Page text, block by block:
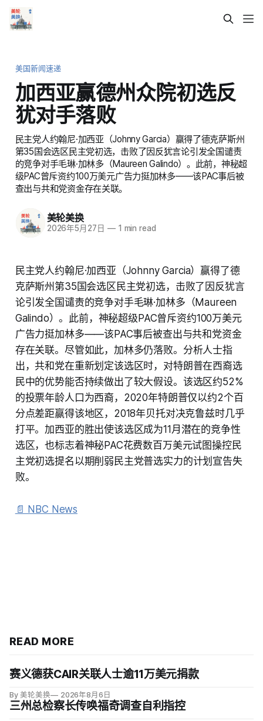
美国新闻速递
加西亚赢德州众院初选反
犹对手落败
民主党人约翰尼·加西亚（Johnny Garcia）赢得了德克萨斯州
第35国会选区民主党初选，击败了因反犹言论引发全国谴责
的竞争对手毛琳·加林多（Maureen Galindo）。此前，神秘超
级PAC曾斥资约100万美元广告力挺加林多——该PAC事后被
查出与共和党资金存在关联。
美轮美换
2026年5月27日 —1 min read
民主党人约翰尼·加西亚（Johnny Garcia）赢得了德
克萨斯州第35国会选区民主党初选，击败了因反犹言
论引发全国谴责的竞争对手毛琳·加林多（Maureen
Galindo）。此前，神秘超级PAC曾斥资约100万美元
广告力挺加林多——该PAC事后被查出与共和党资金
存在关联。尽管如此，加林多仍落败。分析人士指
出，共和党在重新划定该选区时，对特朗普在西裔选
民中的优势能否持续做出了较大假设。该选区约52%
的投票年龄人口为西裔，2020年特朗普仅以约2个百
分点差距赢得该地区，2018年贝托对决克鲁兹时几乎
打平。加西亚的胜出使该选区成为11月潜在的竞争性
选区，也标志着神秘PAC花费数百万美元试图操控民
主党初选提名以期削弱民主党普选实力的计划宣告失
败。
📄 NBC News
READ MORE
赛义德获CAIR关联人士逾11万美元捐款
By 美轮美换 2026年8月6日
三州总检察长传唤福奇调查自利指控